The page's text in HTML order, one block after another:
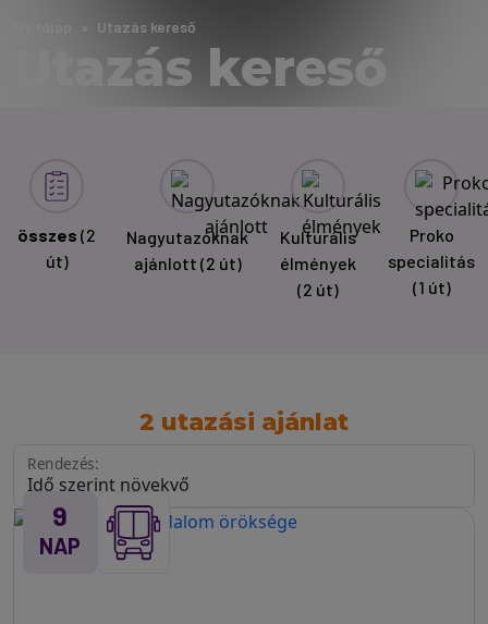
Utazás kereső
Utazás kereső
összes (2
út)
Nagyutazóknak
ajánlott (2 út)
Kulturális
élmények
(2 út)
Proko
specialitás
(1 út)
2 utazási ajánlat
Rendezés:
9
NAP